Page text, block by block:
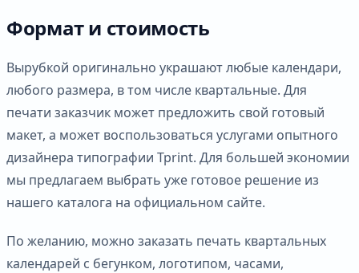
Формат и стоимость
Вырубкой оригинально украшают любые календари,
любого размера, в том числе квартальные. Для
печати заказчик может предложить свой готовый
макет, а может воспользоваться услугами опытного
дизайнера типографии Tprint. Для большей экономии
мы предлагаем выбрать уже готовое решение из
нашего каталога на официальном сайте.
По желанию, можно заказать печать квартальных
календарей с бегунком, логотипом, часами,